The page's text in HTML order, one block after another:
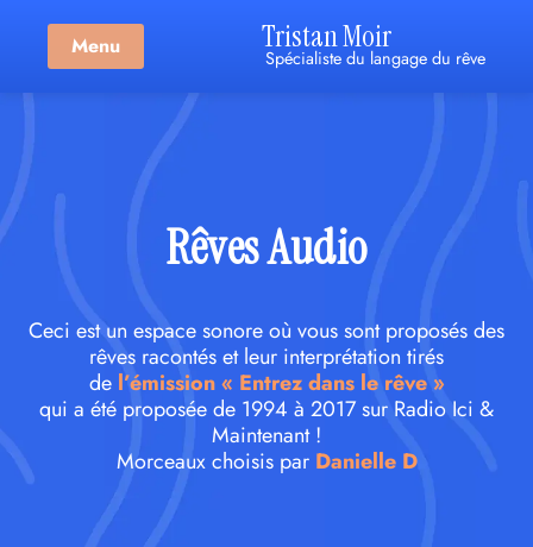
Menu Tristan Moir
Spécialiste du langage du rêve
Rêves Audio
Ceci est un espace sonore où vous sont proposés des
rêves racontés et leur interprétation tirés
de l’émission « Entrez dans le rêve »
qui a été proposée de 1994 à 2017 sur Radio Ici &
Maintenant !
Morceaux choisis par Danielle D